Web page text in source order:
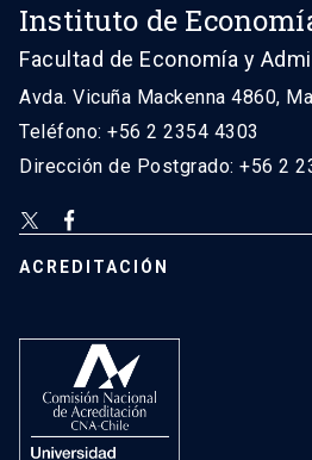
Instituto de
Facultad de Economía y
Avda. Vicuña Mackenna 4860,
Teléfono: +56 2 2354 4303
Dirección de Postgrado: +56 2
ACREDITACIÓN